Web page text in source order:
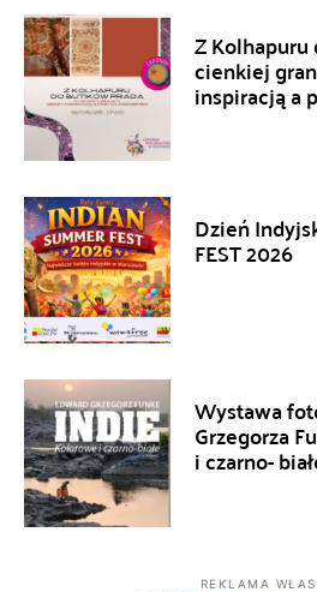
Z
cienkiej
inspiracją a
Dzień
FEST 2026
Wystawa
Grzegorza
i czarno-
REKLAMA